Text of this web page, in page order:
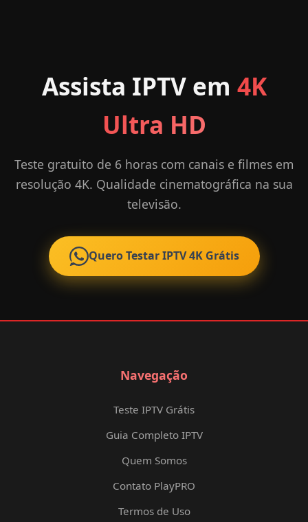
Assista IPTV em 4K
Ultra HD
Teste gratuito de 6 horas com canais e filmes em
resolução 4K. Qualidade cinematográfica na sua
televisão.
Quero Testar IPTV 4K Grátis
Navegação
Teste IPTV Grátis
Guia Completo IPTV
Quem Somos
Contato PlayPRO
Termos de Uso